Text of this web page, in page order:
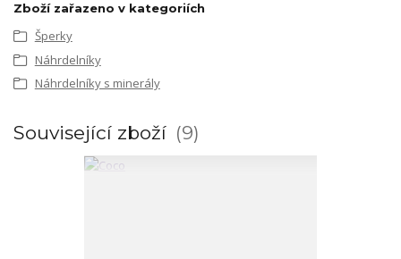
Zboží zařazeno v kategoriích
Šperky
Náhrdelníky
Náhrdelníky s minerály
Související zboží 9